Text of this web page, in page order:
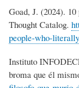
Goad, J. (2024).
Thought Catalog.
people-who-
Instituto
broma que él